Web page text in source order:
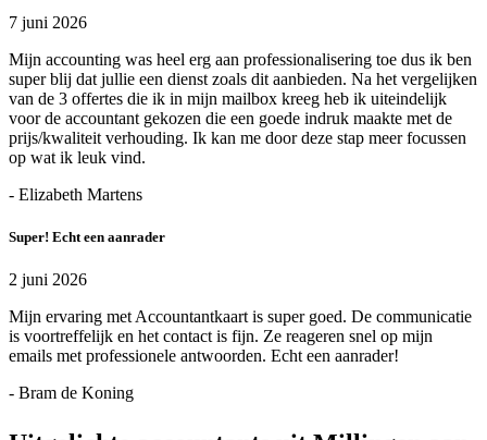
7 juni 2026
Mijn accounting was heel erg aan professionalisering toe dus ik ben
super blij dat jullie een dienst zoals dit aanbieden. Na het vergelijken
van de 3 offertes die ik in mijn mailbox kreeg heb ik uiteindelijk
voor de accountant gekozen die een goede indruk maakte met de
prijs/kwaliteit verhouding. Ik kan me door deze stap meer focussen
op wat ik leuk vind.
- Elizabeth Martens
Super! Echt een aanrader
2 juni 2026
Mijn ervaring met Accountantkaart is super goed. De communicatie
is voortreffelijk en het contact is fijn. Ze reageren snel op mijn
emails met professionele antwoorden. Echt een aanrader!
- Bram de Koning